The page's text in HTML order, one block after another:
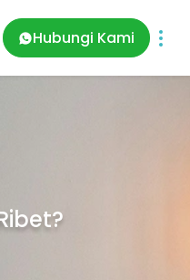
Hubungi Kami